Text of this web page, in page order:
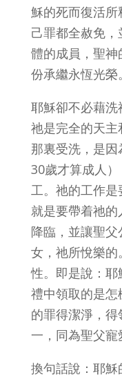
穌的死而復活
己罪都全赦免
體的成員，聖
份承繼永恆光榮。
耶穌卻不必藉洗
祂是完全的天
那裏受洗，是
30歲才算成人
工。祂的工作
就是要帶着祂
降臨，並讓聖
女，祂所悅樂的
性。即是說：
禮中領取的是
的罪得潔淨，
一，同為聖父寵
換句話說：耶